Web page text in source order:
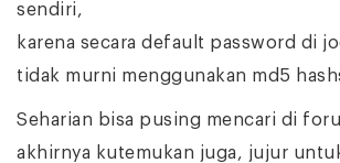
sendiri,
karena secara default password di
tidak murni menggunakan md5
Seharian bisa pusing mencari di
akhirnya kutemukan juga, jujur